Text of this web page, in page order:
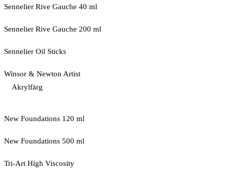
Sennelier Rive Gauche 40 ml
Sennelier Rive Gauche 200 ml
Sennelier Oil Sticks
Winsor & Newton Artist
Akrylfärg
New Foundations 120 ml
New Foundations 500 ml
Tri-Art High Viscosity